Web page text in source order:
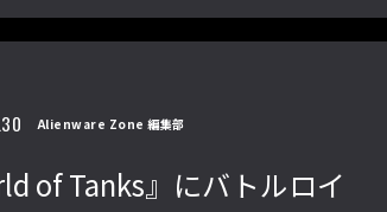
Alienware Zone 編集部
of Tanks』にバトルロイ